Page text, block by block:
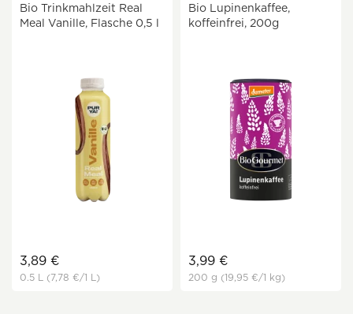
Bio Trinkmahlzeit Real
Meal Vanille, Flasche 0,5 l
3,89 €
0.5 L (7,78 €/1 L)
Bio Lupinenkaffee,
koffeinfrei, 200g
3,99 €
200 g (19,95 €/1 kg)